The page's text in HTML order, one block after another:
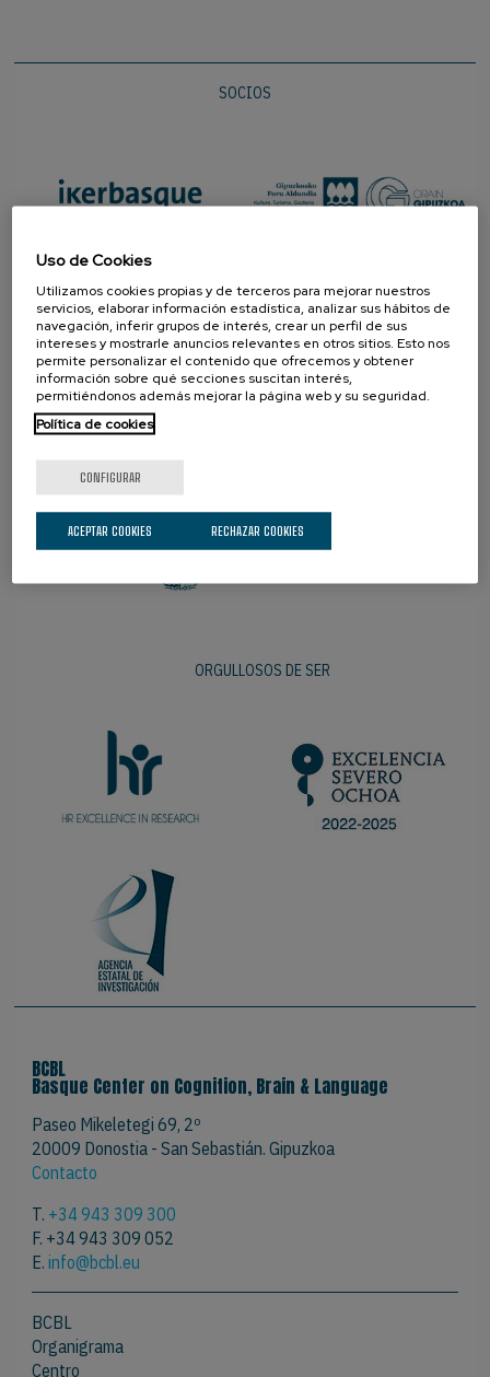
SOCIOS
ORGULLOSOS DE SER
BCBL
Basque Center on Cognition, Brain & Language
Paseo Mikeletegi 69, 2º
20009 Donostia - San Sebastián. Gipuzkoa
Contacto
T. +34 943 309 300
F. +34 943 309 052
E.info@bcbl.eu
BCBL
Organigrama
Centro
Uso de Cookies
Utilizamos cookies propias y de terceros para mejorar nuestros
servicios, elaborar información estadística, analizar sus hábitos de
navegación, inferir grupos de interés, crear un perfil de sus
intereses y mostrarle anuncios relevantes en otros sitios. Esto nos
permite personalizar el contenido que ofrecemos y obtener
información sobre qué secciones suscitan interés,
permitiéndonos además mejorar la página web y su seguridad.
Política de cookies
CONFIGURAR
RECHAZAR COOKIES
ACEPTAR COOKIES